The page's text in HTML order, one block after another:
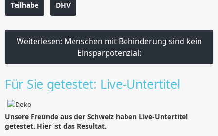
Teilhabe DHV
Weiterlesen: Menschen mit Behinderung sind kein
Einsparpotenzial:
Für Sie getestet: Live-Untertitel
Unsere Freunde aus der Schweiz haben Live-Untertitel
getestet. Hier ist das Resultat.